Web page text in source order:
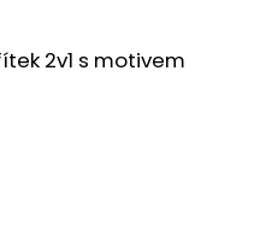
2v1 s motivem